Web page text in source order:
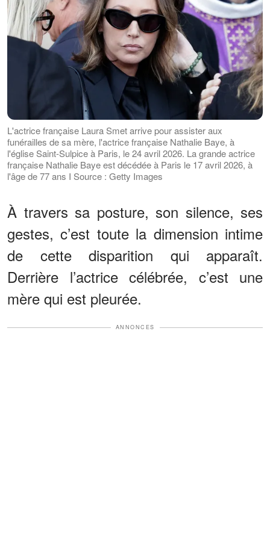
L'actrice française Laura Smet arrive pour assister aux
funérailles de sa mère, l'actrice française Nathalie Baye, à
l'église Saint-Sulpice à Paris, le 24 avril 2026. La grande actrice
française Nathalie Baye est décédée à Paris le 17 avril 2026, à
l'âge de 77 ans I Source : Getty Images
À travers sa posture, son silence, ses
gestes, c’est toute la dimension intime
de cette disparition qui apparaît.
Derrière l’actrice célébrée, c’est une
mère qui est pleurée.
ANNONCES